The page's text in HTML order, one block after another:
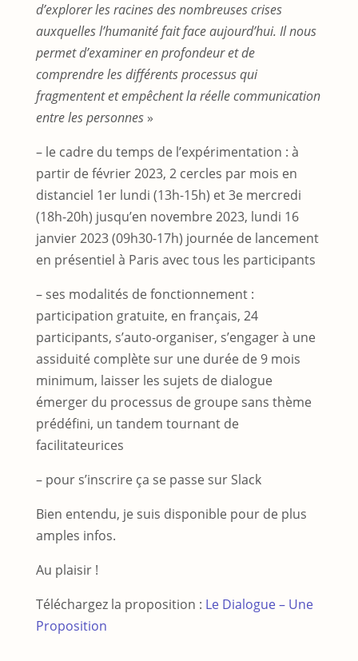
d’explorer les racines des nombreuses crises
auxquelles l’humanité fait face aujourd’hui. Il nous
permet d’examiner en profondeur et de
comprendre les différents processus qui
fragmentent et empêchent la réelle communication
entre les personnes»
– le cadre du temps de l’expérimentation : à
partir de février 2023, 2 cercles par mois en
distanciel 1er lundi (13h-15h) et 3e mercredi
(18h-20h) jusqu’en novembre 2023, lundi 16
janvier 2023 (09h30-17h) journée de lancement
en présentiel à Paris avec tous les participants
– ses modalités de fonctionnement :
participation gratuite, en français, 24
participants, s’auto-organiser, s’engager à une
assiduité complète sur une durée de 9 mois
minimum, laisser les sujets de dialogue
émerger du processus de groupe sans thème
prédéfini, un tandem tournant de
facilitateurices
– pour s’inscrire ça se passe sur Slack
Bien entendu, je suis disponible pour de plus
amples infos.
Au plaisir !
Téléchargez la proposition : Le Dialogue – Une
Proposition